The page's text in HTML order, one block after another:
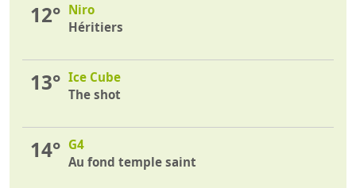
12° Niro
Héritiers
13° Ice Cube
The shot
14° G4
Au fond temple saint